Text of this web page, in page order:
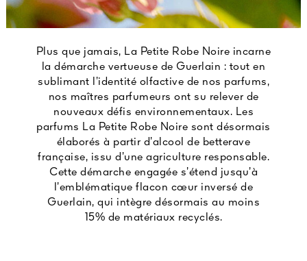
Plus que jamais, La Petite Robe Noire incarne
la démarche vertueuse de Guerlain : tout en
sublimant l’identité olfactive de nos parfums,
nos maîtres parfumeurs ont su relever de
nouveaux défis environnementaux. Les
parfums La Petite Robe Noire sont désormais
élaborés à partir d’alcool de betterave
française, issu d’une agriculture responsable.
Cette démarche engagée s’étend jusqu’à
l’emblématique flacon cœur inversé de
Guerlain, qui intègre désormais au moins
15% de matériaux recyclés.